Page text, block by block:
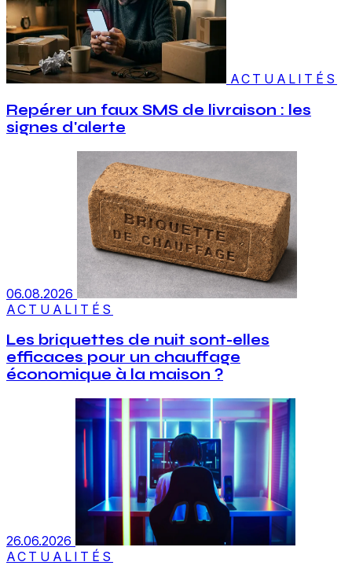
ACTUALITÉS
Repérer un faux SMS de livraison : les
signes d'alerte
06.08.2026
ACTUALITÉS
Les briquettes de nuit sont-elles
efficaces pour un chauffage
économique à la maison ?
26.06.2026
ACTUALITÉS